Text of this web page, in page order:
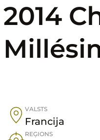
2014
VALSTS
Francija
REĢIONS